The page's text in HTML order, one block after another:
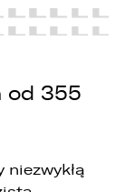
od 355
niezwykłą